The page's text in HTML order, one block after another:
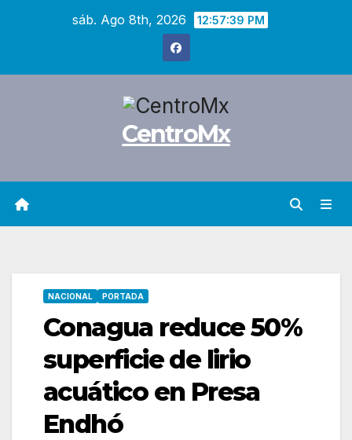
sáb. Ago 8th, 2026 12:57:40 PM
CentroMx
NACIONAL PORTADA
Conagua reduce 50%
superficie de lirio
acuático en Presa
Endhó